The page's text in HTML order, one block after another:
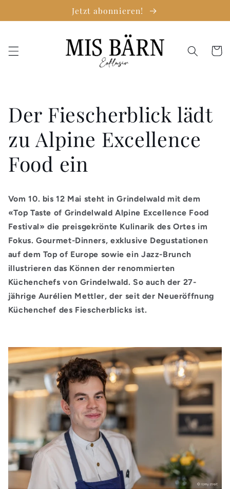
Inhalt
Jetzt abonnieren!
Der Fiescherblick lädt
zu Alpine Excellence
Food ein
Vom 10. bis 12 Mai steht in Grindelwald mit dem
«Top Taste of Grindelwald Alpine Excellence Food
Festival» die preisgekrönte Kulinarik des Ortes im
Fokus. Gourmet-Dinners, exklusive Degustationen
auf dem Top of Europe sowie ein Jazz-Brunch
illustrieren das Können der renommierten
Küchenchefs von Grindelwald. So auch der 27-
jährige Aurélien Mettler, der seit der Neueröffnung
Küchenchef des Fiescherblicks ist.